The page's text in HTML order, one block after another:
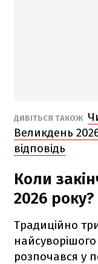
ДИВІТЬСЯ ТАКОЖ
Великдень
відповідь
Коли
2026 року?
Традиційно
розпочався у